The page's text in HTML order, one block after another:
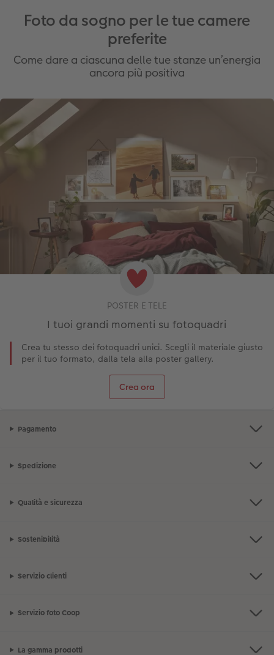
Foto da sogno per le tue camere
preferite
Come dare a ciascuna delle tue stanze un’energia
ancora più positiva
POSTER E TELE
I tuoi grandi momenti su fotoquadri
Crea tu stesso dei fotoquadri unici. Scegli il materiale giusto
per il tuo formato, dalla tela alla poster gallery.
Crea ora
Pagamento
Spedizione
Qualità e sicurezza
Sostenibilità
Servizio clienti
Servizio foto Coop
La gamma prodotti